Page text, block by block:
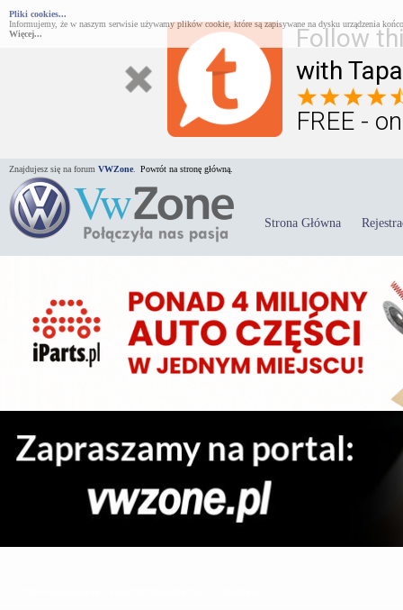
Follow
with
FREE -
Pliki cookies...
Informujemy, że w naszym serwisie używamy plików cookie, które są zapisywane na dysku urządzenia
Więcej...
Znajdujesz się na forum VWZone Powrót na stronę główną.
Strona Główna